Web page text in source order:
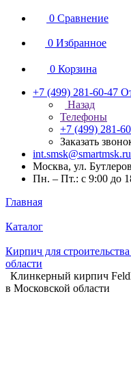
0 Сравнение
0 Избранное
0 Корзина
+7 (499) 281-60-47
Назад
Телефоны
+7 (499) 281-
Заказать
int.smsk@smartmsk.ru
Москва, ул.
Пн. – Пт.: с 9:00 до
Главная
Каталог
Кирпич для
области
Клинкерный кирпич
в Московской области